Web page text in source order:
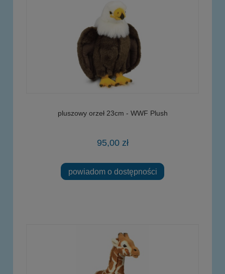
pluszowy orzeł 23cm - WWF Plush
95,00 zł
powiadom o dostępności